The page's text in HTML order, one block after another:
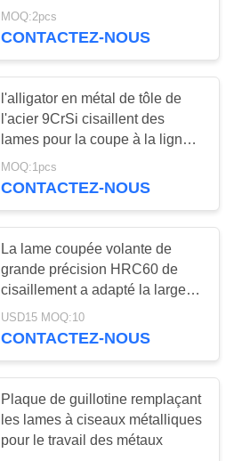
Chopper Side Trimmer
MOQ:2pcs
CONTACTEZ-NOUS
l'alligator en métal de tôle de
l'acier 9CrSi cisaillent des
lames pour la coupe à la ligne
de longueur
MOQ:1pcs
CONTACTEZ-NOUS
La lame coupée volante de
grande précision HRC60 de
cisaillement a adapté la largeur
aux besoins du client pour le
meulage
USD15 MOQ:10
CONTACTEZ-NOUS
Plaque de guillotine remplaçant
les lames à ciseaux métalliques
pour le travail des métaux